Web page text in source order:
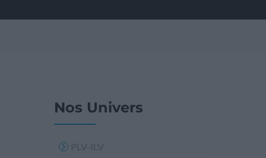
Nos Univers
PLV-ILV